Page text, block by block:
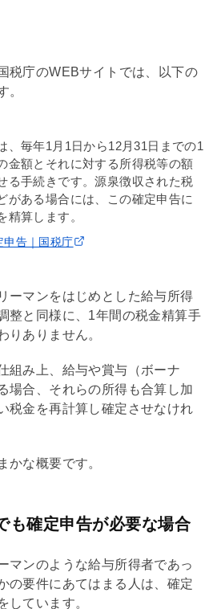
税庁のWEBサイトでは、以下の
。
、毎年1月1日から12月31日までの1
金額とそれに対する所得税等の額
る手続きです。源泉徴収された税
がある場合には、この確定申告に
精算します。
告｜国税庁
ーマンをはじめとした給与所得
整と同様に、1年間の税金精算手
りありません。
組み上、給与や賞与（ボーナ
場合、それらの所得も合算し加
税金を再計算し確定させなけれ
かな概要です。
も確定申告が必要な場合
マンのような給与所得者であっ
の要件にあてはまる人は、確定
しています。